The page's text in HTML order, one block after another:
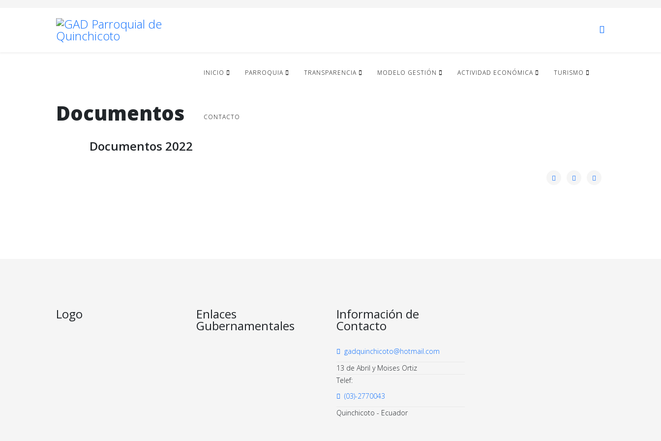
INICIO PARROQUIA TRANSPARENCIA MODELO GESTIÓN ACTIVIDAD ECONÓMICA TURISMO
CONTACTO
Documentos
Documentos 2022
Logo Enlaces
Gubernamentales
Información de
Contacto
gadquinchicoto@hotmail.com
13 de Abril y Moises Ortiz
Telef:
(03)-2770043
Quinchicoto - Ecuador